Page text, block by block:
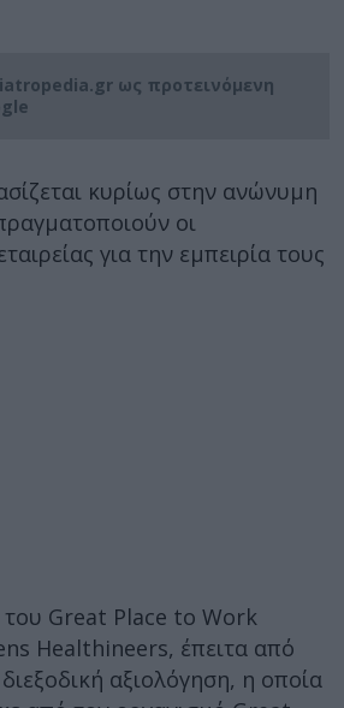
ως προτεινόμενη
κυρίως στην ανώνυμη
οι
για την εμπειρία τους
του Great Place to Work
Healthineers, έπειτα από
αξιολόγηση, η οποία